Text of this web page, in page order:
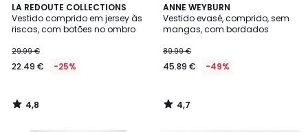
LA REDOUTE COLLECTIONS
Vestido comprido em jersey às
riscas, com botões no ombro
29.99 €
22.49 € -25%
4,8
/ 5
4,8
/
ANNE WEYBURN
Vestido evasé, comprido, sem
mangas, com bordados
89.99 €
45.89 € -49%
4,7
/ 5
4,7
/